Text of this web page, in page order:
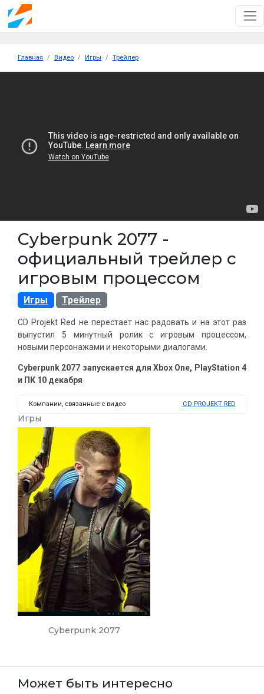
Главная Видео Игры Трейлер
Cyberpunk 2077 -
официальный трейлер с
игровым процессом
Игры Трейлер
CD Projekt Red не перестает нас радовать и на этот раз
выпустил 5 минутный ролик с игровым процессом,
новыми персонажами и некоторыми диалогами.
Cyberpunk 2077 запускается для Xbox One, PlayStation 4
и ПК 10 декабря
Компании, связанные с видео CD PROJEKT RED
Игры
Cyberpunk 2077
Может быть интересно